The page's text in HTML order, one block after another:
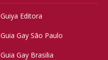
Guiya Editora
Guia Gay São Paulo
Guia Gay Brasilia